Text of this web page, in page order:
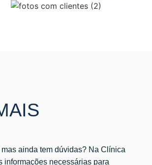
ainda tem dúvidas? Na Clínica
informações necessárias para